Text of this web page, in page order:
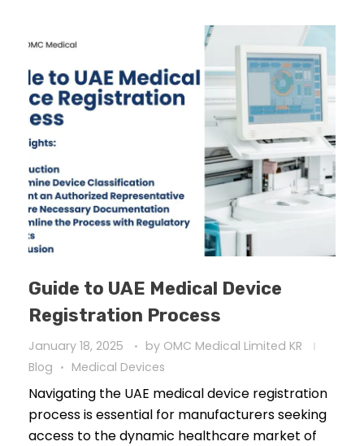
Guide to UAE Medical Device
Registration Process
January 18, 2025 by OMC Medical Limited KR
Blog
Medical Devices
Navigating the UAE medical device registration
process is essential for manufacturers seeking
access to the dynamic healthcare market of